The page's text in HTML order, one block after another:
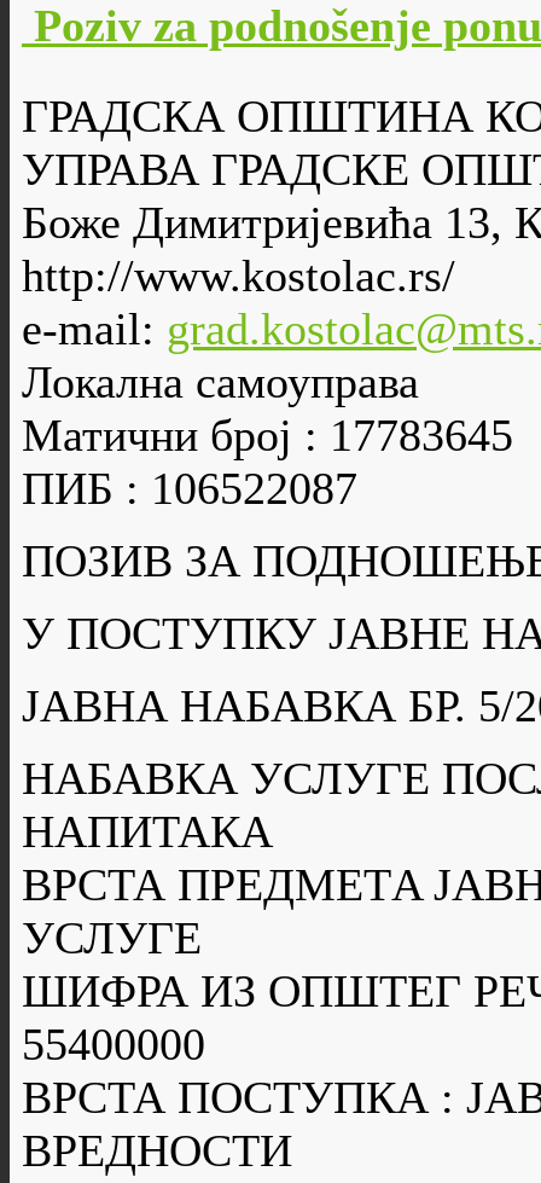
Poziv za podnošenje
ГРАДСКА ОПШТИНА
УПРАВА ГРАДСКЕ
Боже Димитријевића 13,
http://www.kostolac.rs/
e-mail:
Локална самоуправа
Матични број : 17783645
ПИБ : 106522087
ПОЗИВ ЗА
У ПОСТУПКУ ЈАВНЕ
ЈАВНА НАБАВКА БР. 5/
НАБАВКА УСЛУГЕ
НАПИТАКА
ВРСТА ПРЕДМЕТA
УСЛУГЕ
ШИФРА ИЗ ОПШТЕГ
55400000
ВРСТА ПОСТУПКА :
ВРЕДНОСТИ